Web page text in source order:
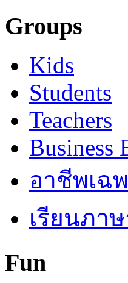
Groups
Kids
Students
Teachers
Business
อาชีพเฉ
เรียนภา
Fun